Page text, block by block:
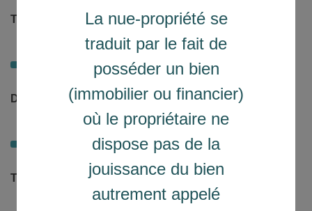
La nue-propriété se
traduit par le fait de
posséder un bien
(immobilier ou financier)
où le propriétaire ne
dispose pas de la
jouissance du bien
autrement appelé
Taux d'intérêt (%)
1.33 %
Durée
20 ans
Taux d'assurance (%)
0.68 %